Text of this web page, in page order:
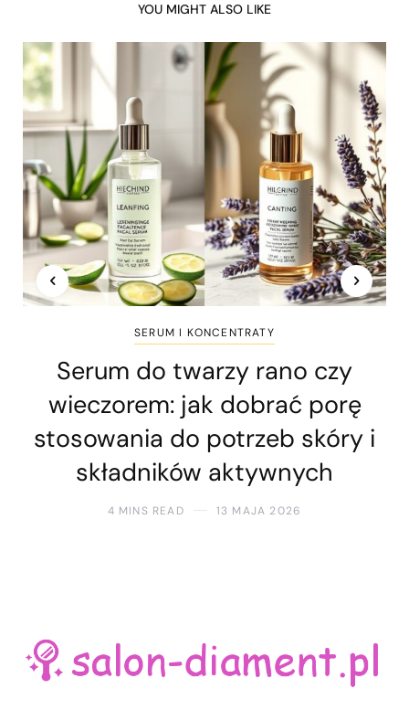
YOU MIGHT ALSO LIKE
SERUM I KONCENTRATY
Serum do twarzy rano czy
wieczorem: jak dobrać porę
stosowania do potrzeb skóry i
składników aktywnych
4 MINS READ 13 MAJA 2026